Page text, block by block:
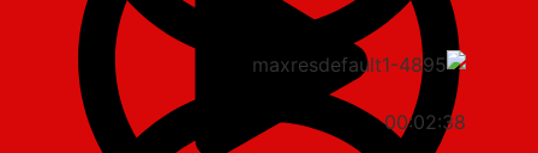
00:02:38